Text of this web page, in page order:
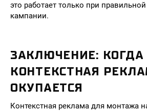
это работает только при правильной
кампании.
ЗАКЛЮЧЕНИЕ: КОГДА
КОНТЕКСТНАЯ
ОКУПАЕТСЯ
Контекстная реклама для монтажа